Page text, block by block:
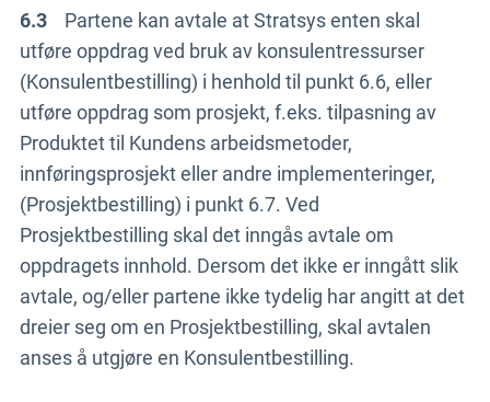
6.3Partene kan avtale at Stratsys enten skal
utføre oppdrag ved bruk av konsulentressurser
(Konsulentbestilling) i henhold til punkt 6.6, eller
utføre oppdrag som prosjekt, f.eks. tilpasning av
Produktet til Kundens arbeidsmetoder,
innføringsprosjekt eller andre implementeringer,
(Prosjektbestilling) i punkt 6.7. Ved
Prosjektbestilling skal det inngås avtale om
oppdragets innhold. Dersom det ikke er inngått slik
avtale, og/eller partene ikke tydelig har angitt at det
dreier seg om en Prosjektbestilling, skal avtalen
anses å utgjøre en Konsulentbestilling.